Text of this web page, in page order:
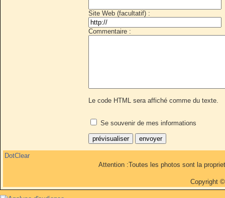
Site Web (facultatif) :
Commentaire :
Le code HTML sera affiché comme du texte.
Se souvenir de mes informations
DotClear
Attention :Toutes les photos sont la
Copyright